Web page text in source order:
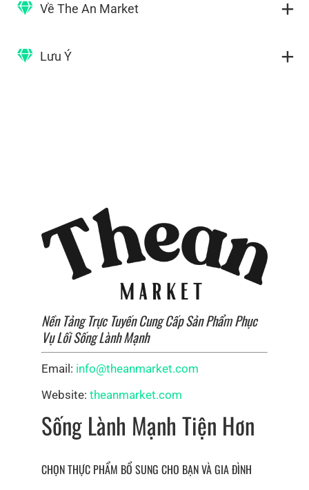
Về The An Market
Lưu Ý
Nền Tảng Trực Tuyến Cung Cấp Sản Phẩm Phục
Vụ Lối Sống Lành Mạnh
Email: info@theanmarket.com
Website: theanmarket.com
Sống Lành Mạnh Tiện Hơn
CHỌN THỰC PHẨM BỔ SUNG CHO BẠN VÀ GIA ĐÌNH